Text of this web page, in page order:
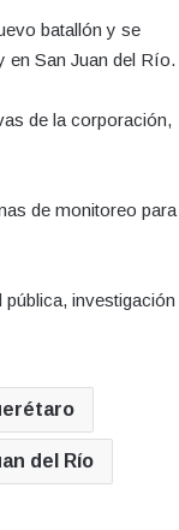
batallón y se
en San Juan del Río.
de la corporación,
de monitoreo para
investigación
del Río